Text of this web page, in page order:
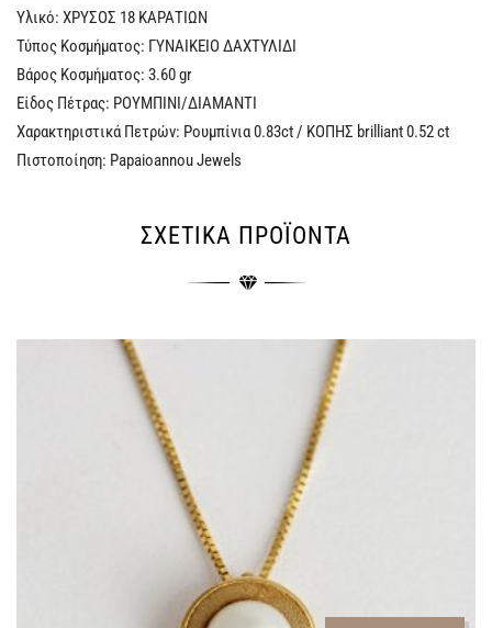
Υλικό: ΧΡΥΣΟΣ 18 ΚΑΡΑΤΙΩΝ
Τύπος Κοσμήματος: ΓΥΝΑΙΚΕΙΟ ΔΑΧΤΥΛΙΔΙ
Βάρος Κοσμήματος: 3.60 gr
Είδος Πέτρας: ΡΟΥΜΠΙΝΙ/ΔΙΑΜΑΝΤΙ
Χαρακτηριστικά Πετρών: Ρουμπίνια 0.83ct / ΚΟΠΗΣ brilliant 0.52 ct
Πιστοποίηση: Papaioannou Jewels
ΣΧΕΤΙΚΆ ΠΡΟΪΌΝΤΑ